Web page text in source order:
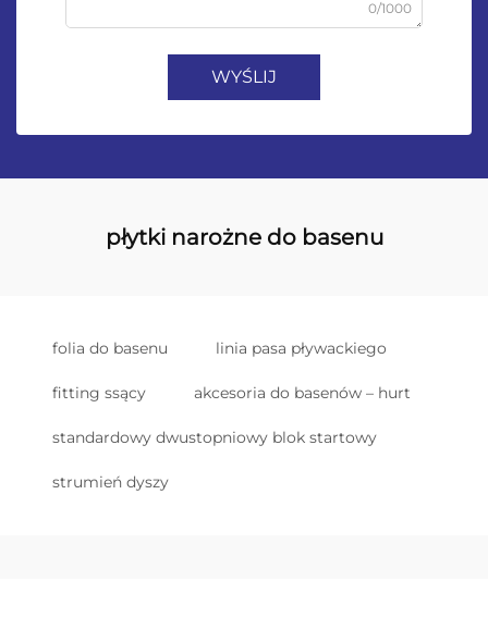
0/1000
WYŚLIJ
płytki narożne do basenu
folia do basenu linia pasa pływackiego
fitting ssący akcesoria do basenów – hurt
standardowy dwustopniowy blok startowy
strumień dyszy